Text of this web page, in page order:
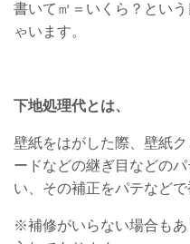
書いて㎡＝いくら？とい
ゃいます。
下地処理代とは、
壁紙をはがした際、壁紙
ードなどの継ぎ目などの
い、その補正をパテなどで
※補修がいらない場合も